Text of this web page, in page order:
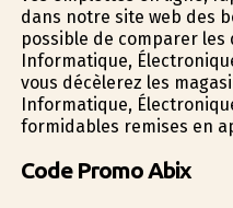
dans notre site web des
possible de comparer
Informatique,
vous décèlerez les
Informatique,
formidables remises en
Code Promo Abix